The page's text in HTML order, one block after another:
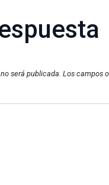
será publicada. Los campos